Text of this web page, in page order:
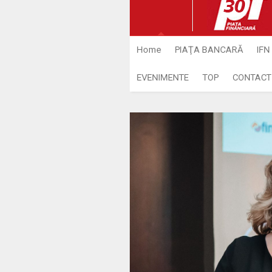
Home PIAŢA BANCARĂ IFN
EVENIMENTE TOP CONTACT